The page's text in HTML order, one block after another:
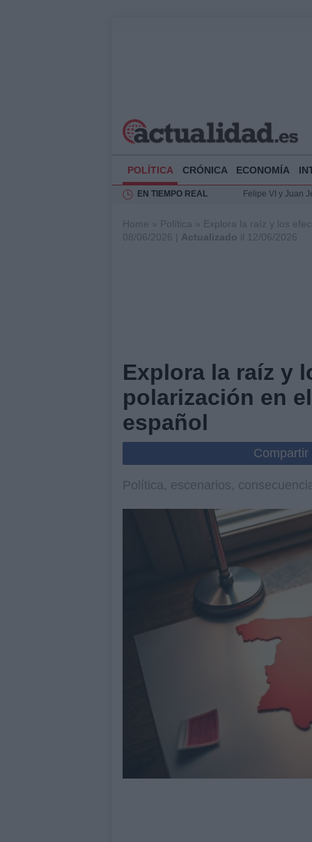
POLÍTICA CRÓNICA ECONOMÍA
EN TIEMPO REAL
Felipe VI y Juan
El Rey de
Home » Política » Explora la raíz y los
08/06/2026 | Actualizado il 12/06/2026
Explora la raíz y
polarización en
español
Política, escenarios,